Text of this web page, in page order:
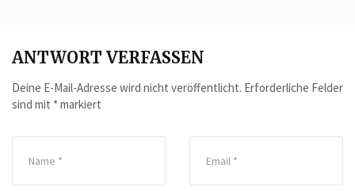
ANTWORT VERFASSEN
Deine E-Mail-Adresse wird nicht veröffentlicht. Erforderliche Felder
sind mit *markiert